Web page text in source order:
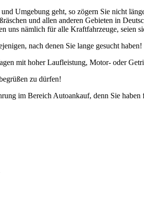
Umgebung geht, so zögern Sie nicht
und allen anderen Gebieten in
uns nämlich für alle Kraftfahrzeuge, seien
nach denen Sie lange gesucht haben!
mit hoher Laufleistung, Motor- oder
zu dürfen!
im Bereich Autoankauf, denn Sie haben